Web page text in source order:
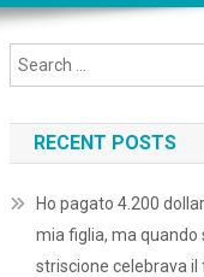
RECENT POSTS
Ho pagato 4.200
mia figlia, ma quando
striscione celebrava